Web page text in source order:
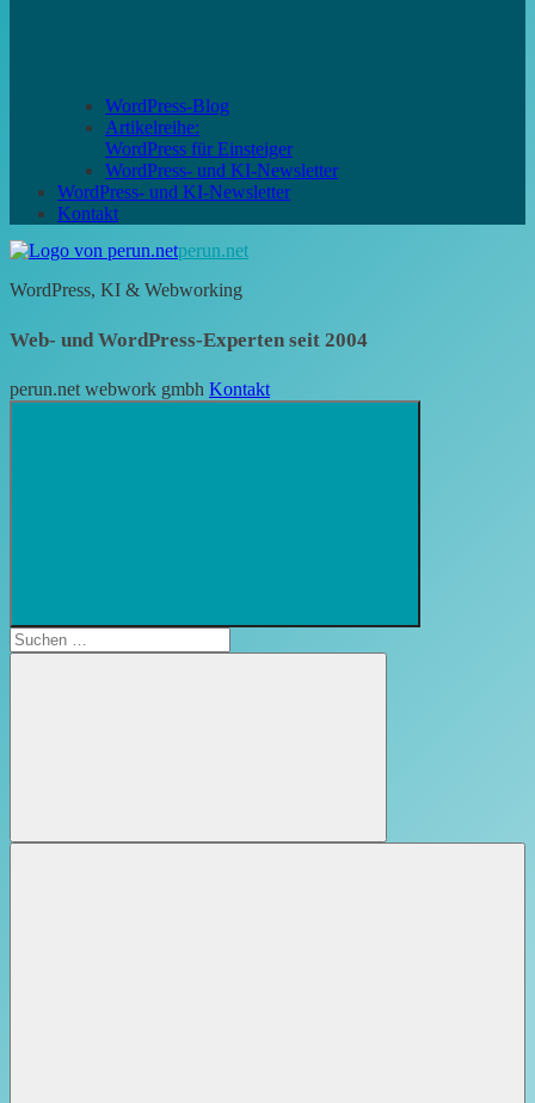
WordPress-Blog
Artikelreihe:
WordPress für Einsteiger
WordPress- und KI-Newsletter
WordPress- und KI-Newsletter
Kontakt
perun.net
WordPress, KI & Webworking
Web- und WordPress-Experten seit 2004
perun.net webwork gmbh Kontakt
öffnen
Suchen
nach:
Suchen